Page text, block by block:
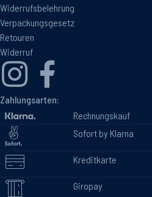
Widerrufsbelehrung
Verpackungsgesetz
Retouren
Widerruf
Zahlungsarten:
Rechnungskauf
Sofort by Klarna
Kreditkarte
Giropay